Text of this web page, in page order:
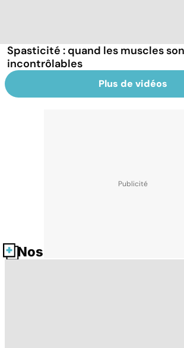
Spasticité : quand les muscles
incontrôlables
Plus de vidéos
Nos fiches santé